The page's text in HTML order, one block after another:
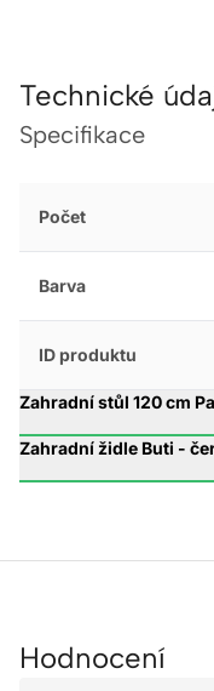
Technické
Specifikace
Počet
Barva
ID produktu
Zahradní stůl 120 cm
Zahradní židle Buti -
Hodnocení